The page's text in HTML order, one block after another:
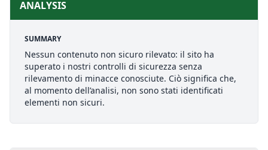
ANALYSIS
SUMMARY
Nessun contenuto non sicuro rilevato: il sito ha
superato i nostri controlli di sicurezza senza
rilevamento di minacce conosciute. Ciò significa che,
al momento dell’analisi, non sono stati identificati
elementi non sicuri.